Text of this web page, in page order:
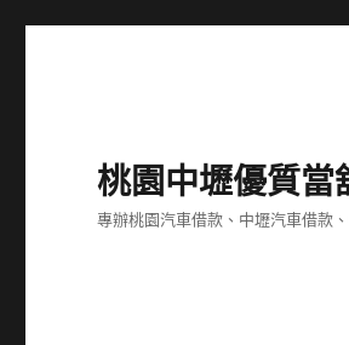
桃園中壢優質當
專辦桃園汽車借款、中壢汽車借款